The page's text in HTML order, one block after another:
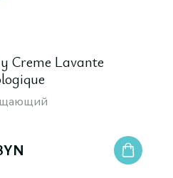
Creme Lavante